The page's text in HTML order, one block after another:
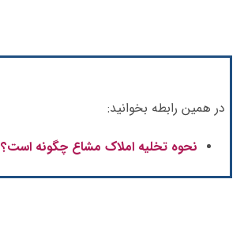
در همین رابطه بخوانید:
نحوه تخلیه املاک مشاع چگونه است؟